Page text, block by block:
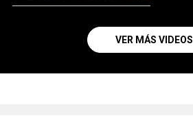
VER MÁS VIDEOS